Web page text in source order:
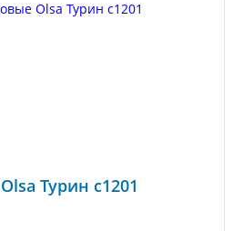
Турин с1201